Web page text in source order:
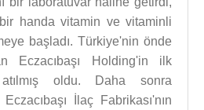
handa vitamin ve vitaminli
başladı. Türkiye'nin önde
Eczacıbaşı Holding'in ilk
oldu. Daha sonra
İlaç Fabrikası'nın